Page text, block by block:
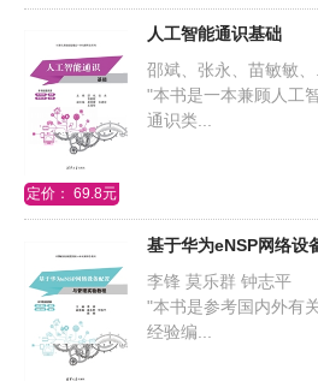
定价： 69.8元
人工智能通识基础
邵斌、张永、苗敏敏、
"本书是一本兼顾人工
通识类...
基于华为eNSP网络设
李锋 莫乐群 钟志平
"本书是参考国内外有
经验编...